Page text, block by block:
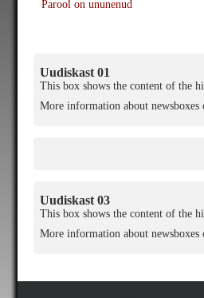
Parool on ununenud
Uudiskast 01
This box shows the content of the
More information about newsboxes
Uudiskast 03
This box shows the content of the
More information about newsboxes